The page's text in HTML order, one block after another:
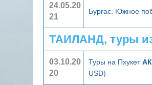
24.05.20
21
Бургас. Южное
ТАИЛАНД, туры
03.10.20
20
Туры на Пхукет
USD)